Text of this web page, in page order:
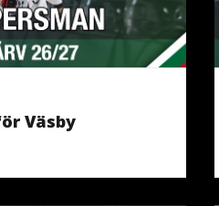
Väsby